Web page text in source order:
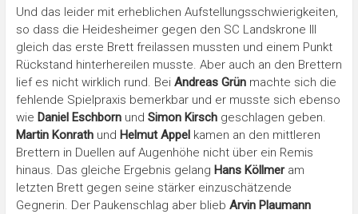
Und das leider mit erheblichen Aufstellungsschwierigkeiten,
so dass die Heidesheimer gegen den SC Landskrone III
gleich das erste Brett freilassen mussten und einem Punkt
Rückstand hinterhereilen musste. Aber auch an den Brettern
lief es nicht wirklich rund. Bei Andreas Grünmachte sich die
fehlende Spielpraxis bemerkbar und er musste sich ebenso
wie Daniel Eschbornund Simon Kirschgeschlagen geben.
Martin Konrathund Helmut Appelkamen an den mittleren
Brettern in Duellen auf Augenhöhe nicht über ein Remis
hinaus. Das gleiche Ergebnis gelang Hans Köllmeram
letzten Brett gegen seine stärker einzuschätzende
Gegnerin. Der Paukenschlag aber blieb Arvin Plaumann